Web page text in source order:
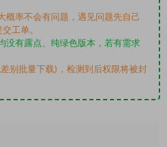
率不会有问题，遇见问题先自己
工单。
没有露点、纯绿色版本，若有需求
别批量下载)，检测到后权限将被封